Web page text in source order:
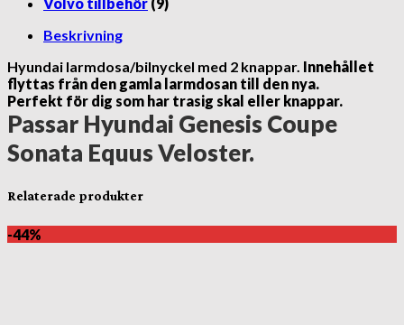
Beskrivning
Hyundai larmdosa/bilnyckel med 2 knappar. Innehållet
flyttas från den gamla larmdosan till den nya.
Perfekt för dig som har trasig skal eller knappar.
Passar Hyundai Genesis Coupe
Sonata Equus Veloster.
Relaterade produkter
-44%